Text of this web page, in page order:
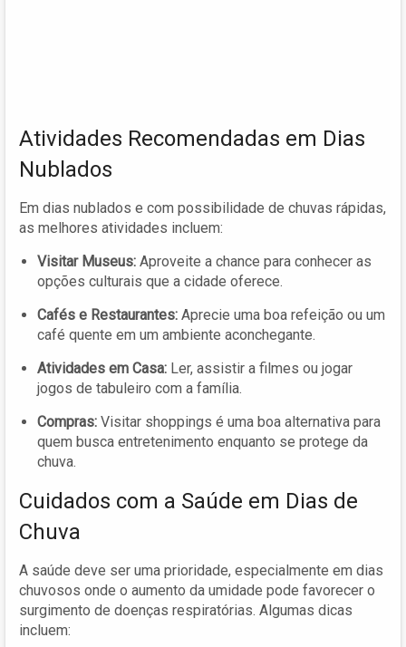
Atividades Recomendadas em Dias
Nublados
Em dias nublados e com possibilidade de chuvas rápidas,
as melhores atividades incluem:
Visitar Museus: Aproveite a chance para conhecer as
opções culturais que a cidade oferece.
Cafés e Restaurantes: Aprecie uma boa refeição ou um
café quente em um ambiente aconchegante.
Atividades em Casa: Ler, assistir a filmes ou jogar
jogos de tabuleiro com a família.
Compras: Visitar shoppings é uma boa alternativa para
quem busca entretenimento enquanto se protege da
chuva.
Cuidados com a Saúde em Dias de
Chuva
A saúde deve ser uma prioridade, especialmente em dias
chuvosos onde o aumento da umidade pode favorecer o
surgimento de doenças respiratórias. Algumas dicas
incluem: